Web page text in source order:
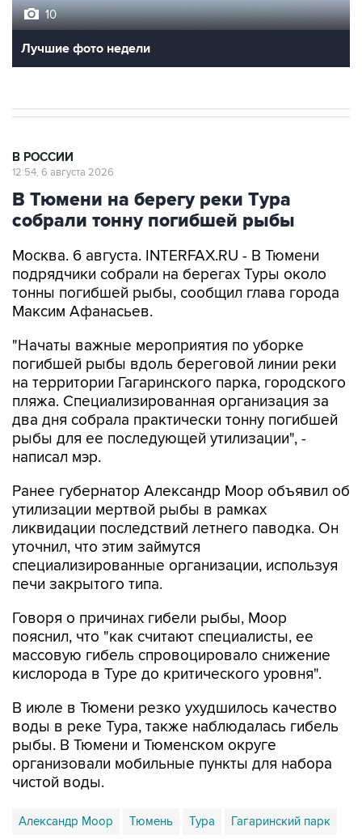
10
Лучшие фото недели
В РОССИИ
12:54, 6 августа 2026
В Тюмени на берегу реки Тура
собрали тонну погибшей рыбы
Москва. 6 августа. INTERFAX.RU - В Тюмени
подрядчики собрали на берегах Туры около
тонны погибшей рыбы, сообщил глава города
Максим Афанасьев.
"Начаты важные мероприятия по уборке
погибшей рыбы вдоль береговой линии реки
на территории Гагаринского парка, городского
пляжа. Специализированная организация за
два дня собрала практически тонну погибшей
рыбы для ее последующей утилизации", -
написал мэр.
Ранее губернатор Александр Моор объявил об
утилизации мертвой рыбы в рамках
ликвидации последствий летнего паводка. Он
уточнил, что этим займутся
специализированные организации, используя
печи закрытого типа.
Говоря о причинах гибели рыбы, Моор
пояснил, что "как считают специалисты, ее
массовую гибель спровоцировало снижение
кислорода в Туре до критического уровня".
В июле в Тюмени резко ухудшилось качество
воды в реке Тура, также наблюдалась гибель
рыбы. В Тюмени и Тюменском округе
организовали мобильные пункты для набора
чистой воды.
Александр Моор Тюмень Тура Гагаринский парк